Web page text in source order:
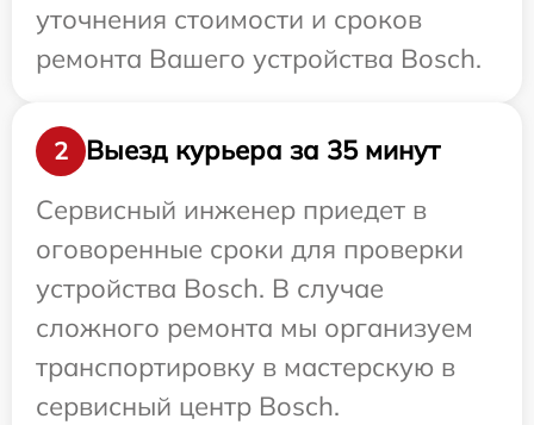
уточнения стоимости и сроков
ремонта Вашего устройства Bosch.
2
Выезд курьера за 35 минут
Сервисный инженер приедет в
оговоренные сроки для проверки
устройства Bosch. В случае
сложного ремонта мы организуем
транспортировку в мастерскую в
сервисный центр Bosch.